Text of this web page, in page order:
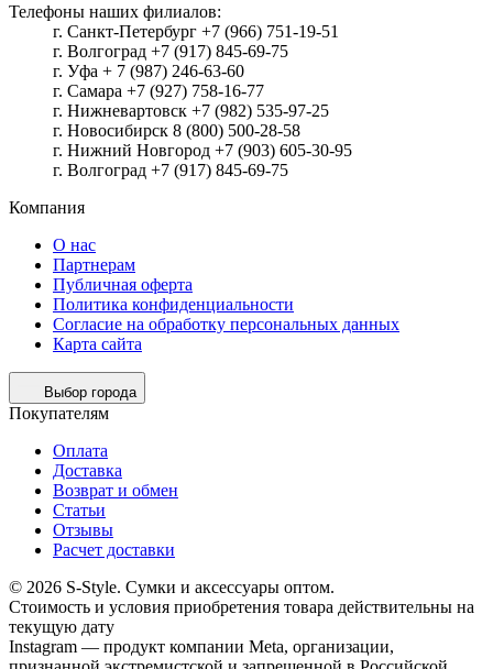
Телефоны наших филиалов:
г. Санкт-Петербург +7 (966) 751-19-51
г. Волгоград +7 (917) 845-69-75
г. Уфа + 7 (987) 246-63-60
г. Самара +7 (927) 758-16-77
г. Нижневартовск +7 (982) 535-97-25
г. Новосибирск 8 (800) 500-28-58
г. Нижний Новгород +7 (903) 605-30-95
г. Волгоград +7 (917) 845-69-75
Компания
О нас
Партнерам
Публичная оферта
Политика конфиденциальности
Согласие на обработку персональных данных
Карта сайта
Выбор города
Покупателям
Оплата
Доставка
Возврат и обмен
Статьи
Отзывы
Расчет доставки
© 2026 S-Style. Сумки и аксессуары оптом.
Cтоимость и условия приобретения товара действительны на
текущую дату
Instagram — продукт компании Meta, организации,